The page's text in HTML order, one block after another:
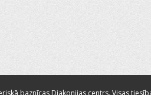
baznīcas Diakonijas centrs. Visas